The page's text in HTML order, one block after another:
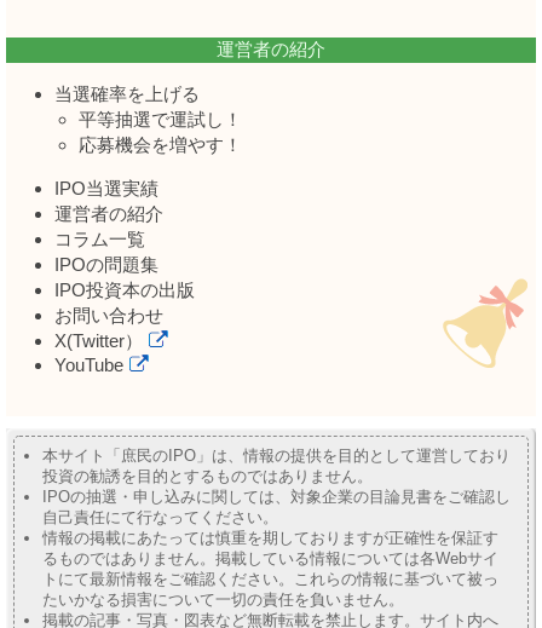
運営者の紹介
当選確率を上げる
平等抽選で運試し！
応募機会を増やす！
IPO当選実績
運営者の紹介
コラム一覧
IPOの問題集
IPO投資本の出版
お問い合わせ
X(Twitter）
YouTube
本サイト「庶民のIPO」は、情報の提供を目的として運営しており
投資の勧誘を目的とするものではありません。
IPOの抽選・申し込みに関しては、対象企業の目論見書をご確認し
自己責任にて行なってください。
情報の掲載にあたっては慎重を期しておりますが正確性を保証す
るものではありません。掲載している情報については各Webサイ
トにて最新情報をご確認ください。これらの情報に基づいて被っ
たいかなる損害について一切の責任を負いません。
掲載の記事・写真・図表など無断転載を禁止します。サイト内へ